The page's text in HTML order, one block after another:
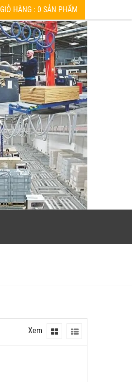
GIỎ HÀNG : 0 SẢN PHẨM
Xem